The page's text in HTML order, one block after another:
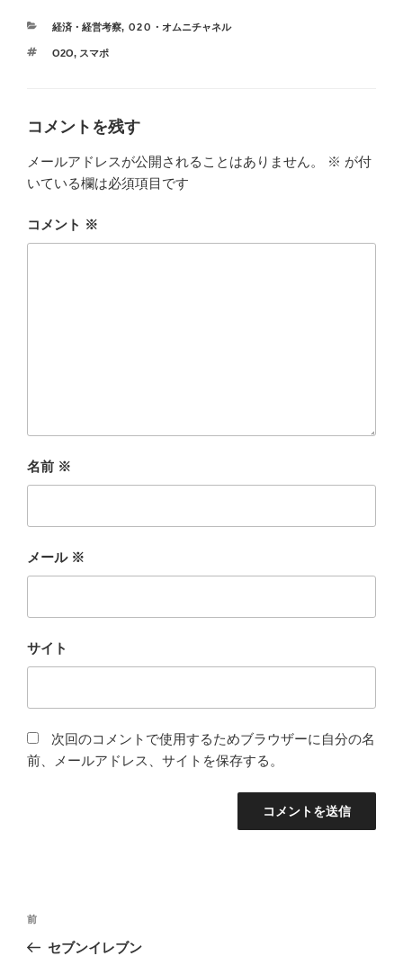
e
b
k
カ
ゴ
経済・経営考察, Ｏ2Ｏ・オムニチャネル
タ
O2O, スマポ
コメントを残す
メールアドレスが公開されることはありません。 ※ が付
いている欄は必須項目です
コメント ※
名前 ※
メール ※
サイト
次回のコメントで使用するためブラウザーに自分の名
前、メールアドレス、サイトを保存する。
投
過
去
前
セブンイレブン